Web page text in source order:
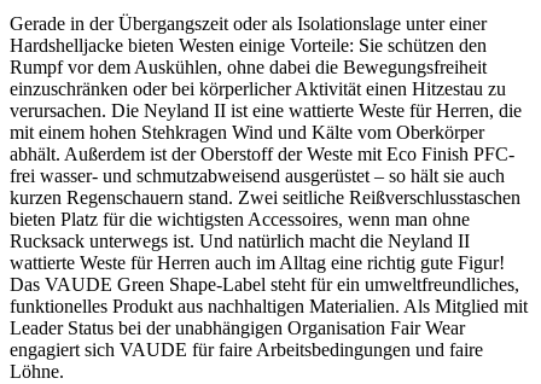
Gerade in der Übergangszeit oder als Isolationslage unter einer
Hardshelljacke bieten Westen einige Vorteile: Sie schützen den
Rumpf vor dem Auskühlen, ohne dabei die Bewegungsfreiheit
einzuschränken oder bei körperlicher Aktivität einen Hitzestau zu
verursachen. Die Neyland II ist eine wattierte Weste für Herren, die
mit einem hohen Stehkragen Wind und Kälte vom Oberkörper
abhält. Außerdem ist der Oberstoff der Weste mit Eco Finish PFC-
frei wasser- und schmutzabweisend ausgerüstet – so hält sie auch
kurzen Regenschauern stand. Zwei seitliche Reißverschlusstaschen
bieten Platz für die wichtigsten Accessoires, wenn man ohne
Rucksack unterwegs ist. Und natürlich macht die Neyland II
wattierte Weste für Herren auch im Alltag eine richtig gute Figur!
Das VAUDE Green Shape-Label steht für ein umweltfreundliches,
funktionelles Produkt aus nachhaltigen Materialien. Als Mitglied mit
Leader Status bei der unabhängigen Organisation Fair Wear
engagiert sich VAUDE für faire Arbeitsbedingungen und faire
Löhne.